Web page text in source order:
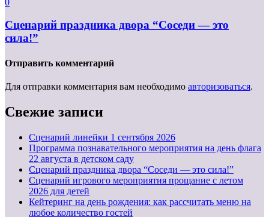
Сценарий праздника двора “Соседи — это
сила!”
Отправить комментарий
Для отправки комментария вам необходимо авторизоваться.
Свежие записи
Cценарий линейки 1 сентября 2026
Программа познавательного мероприятия на день флага
22 августа в детском саду
Сценарий праздника двора “Соседи — это сила!”
Сценарий игрового мероприятия прощание с летом
2026 для детей
Кейтеринг на день рождения: как рассчитать меню на
любое количество гостей